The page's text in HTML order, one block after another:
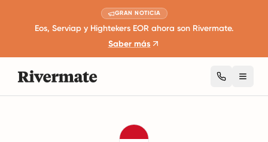
GRAN NOTICIA
Eos, Serviap y Hightekers EOR ahora son Rivermate.
Saber más